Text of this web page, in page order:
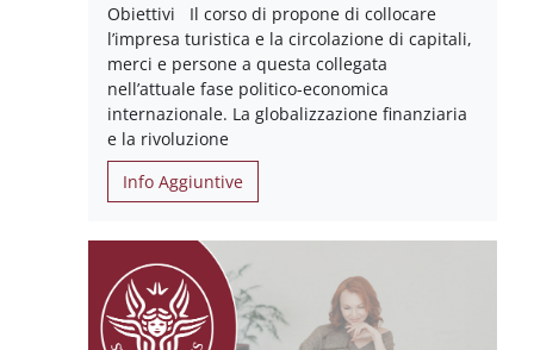
Obiettivi Il corso di propone di collocare
l’impresa turistica e la circolazione di capitali,
merci e persone a questa collegata
nell’attuale fase politico-economica
internazionale. La globalizzazione finanziaria
e la rivoluzione
Info Aggiuntive